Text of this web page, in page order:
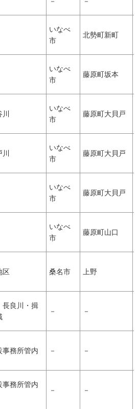
いなべ
市
北勢町新町
いなべ
市
藤原町坂本
いなべ
市
藤原町大貝戸
いなべ
市
藤原町大貝戸
いなべ
市
藤原町大貝戸
いなべ
市
藤原町山口
区 桑名市 上野
長良川・揖
－ －
事務所管内 － －
事務所管内
－ －